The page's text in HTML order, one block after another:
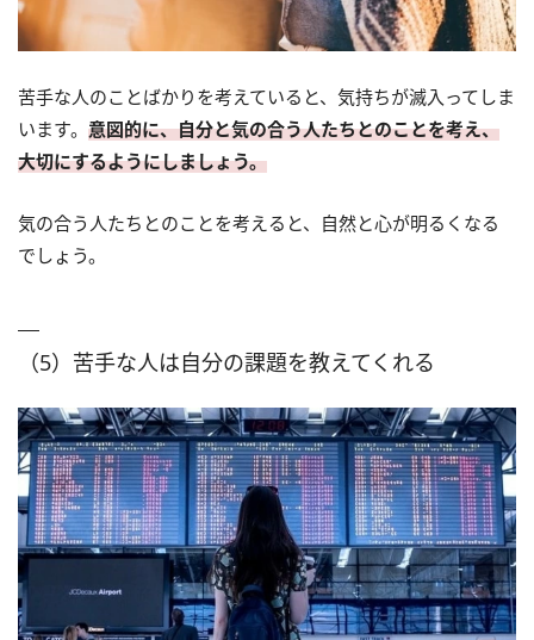
苦手な人のことばかりを考えていると、気持ちが滅入ってしま
います。 意図的に、自分と気の合う人たちとのことを考え、
大切にするようにしましょう。
気の合う人たちとのことを考えると、自然と心が明るくなる
でしょう。
（5）苦手な人は自分の課題を教えてくれる